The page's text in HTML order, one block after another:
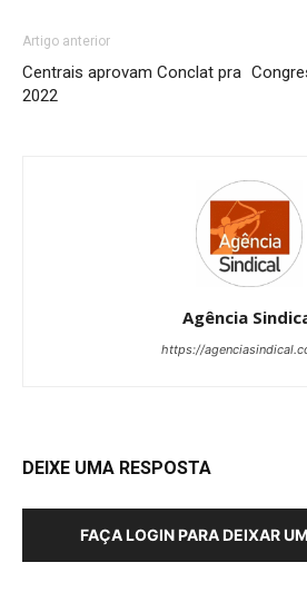
Artigo anterior
Centrais aprovam Conclat pra
2022
Agência
https://
DEIXE UMA RESPOSTA
FAÇA LOGIN PARA DEIXAR